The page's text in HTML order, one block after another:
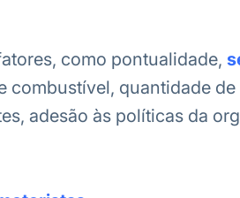
como pontualidade,
combustível, quantidade de
adesão às políticas da